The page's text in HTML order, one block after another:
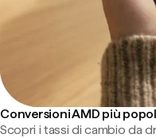
Conversioni AMD più
Scopri i tassi di cambio da